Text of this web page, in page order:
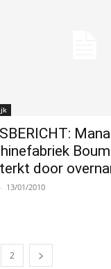
door
- 13/01/2010
2